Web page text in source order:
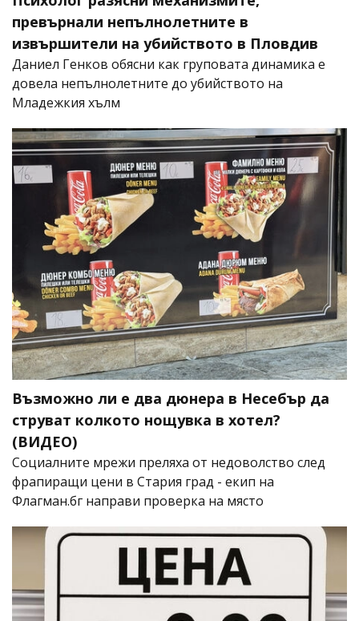
превърнали непълнолетните в
извършители на убийството в Пловдив
Даниел Генков обясни как груповата динамика е
довела непълнолетните до убийството на
Младежкия хълм
Възможно ли е два дюнера в Несебър да
струват колкото нощувка в хотел?
(ВИДЕО)
Социалните мрежи преляха от недоволство след
фрапиращи цени в Стария град - екип на
Флагман.бг направи проверка на място